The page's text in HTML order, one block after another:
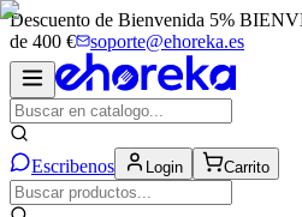
Descuento de Bienvenida 5%
de 400 €
soporte@ehoreka.es
Escribenos Login Carrito